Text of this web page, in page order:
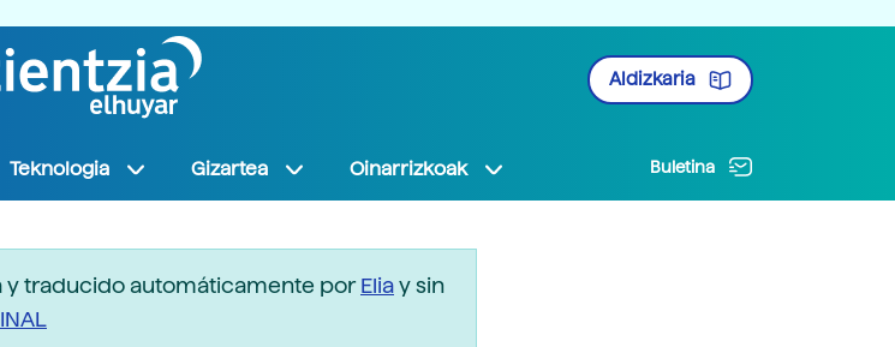
Aldizkaria
Teknologia Gizartea Oinarrizkoak Buletina
y traducido automáticamente porEliay sin